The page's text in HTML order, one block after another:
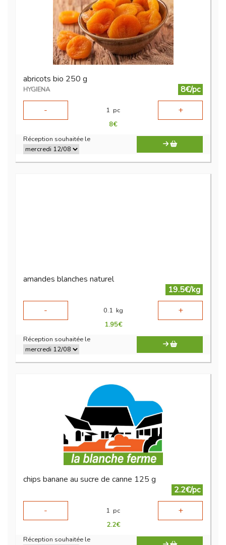
abricots bio 250 g
HYGIENA
8€/pc
-
1 pc +
8€
Réception souhaitée le
amandes blanches naturel
19.5€/kg
-
0.1 kg +
1.95€
Réception souhaitée le
chips banane au sucre de canne 125 g
2.2€/pc
-
1 pc +
2.2€
Réception souhaitée le